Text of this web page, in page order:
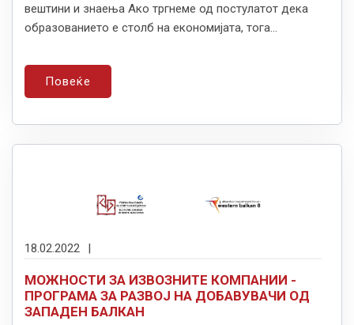
вештини и знаења Ако тргнеме од постулатот дека
образованието е столб на економијата, тога...
Повеќе
18.02.2022 |
МОЖНОСТИ ЗА ИЗВОЗНИТЕ КОМПАНИИ -
ПРОГРАМА ЗА РАЗВОЈ НА ДОБАВУВАЧИ ОД
ЗАПАДЕН БАЛКАН